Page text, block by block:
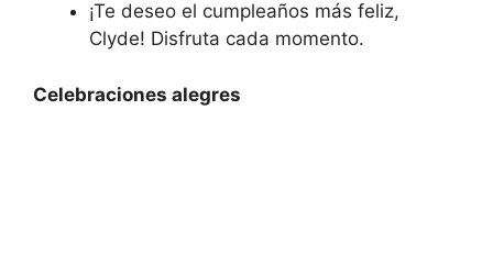
¡Te deseo el cumpleaños más feliz,
Clyde! Disfruta cada momento.
Celebraciones alegres